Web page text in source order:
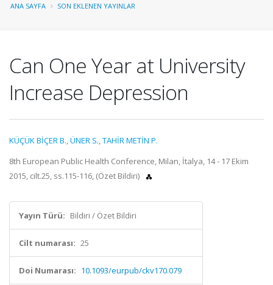
ANA SAYFA SON EKLENEN YAYINLAR
Can One Year at University
Increase Depression
KÜÇÜK BİÇER B.,ÜNER S.,TAHİR METİN P.
8th European Public Health Conference, Milan, İtalya, 14 - 17 Ekim
2015, cilt.25, ss.115-116, (Özet Bildiri)
Yayın Türü: Bildiri / Özet Bildiri
Cilt numarası: 25
Doi Numarası: 10.1093/eurpub/ckv170.079